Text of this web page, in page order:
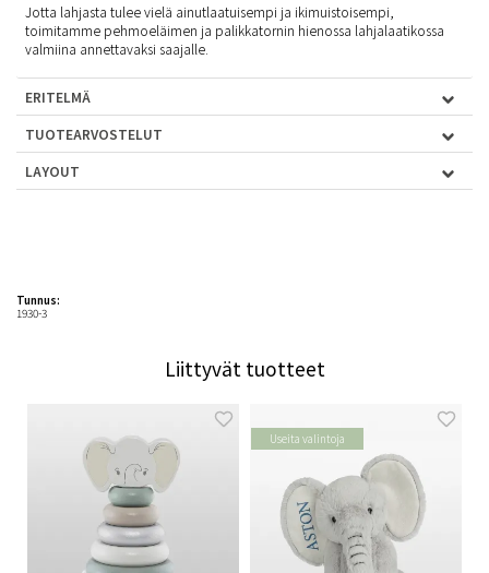
Jotta lahjasta tulee vielä ainutlaatuisempi ja ikimuistoisempi,
toimitamme pehmoeläimen ja palikkatornin hienossa lahjalaatikossa
valmiina annettavaksi saajalle.
ERITELMÄ
TUOTEARVOSTELUT
LAYOUT
Tunnus:
1930-3
Liittyvät tuotteet
Useita valintoja